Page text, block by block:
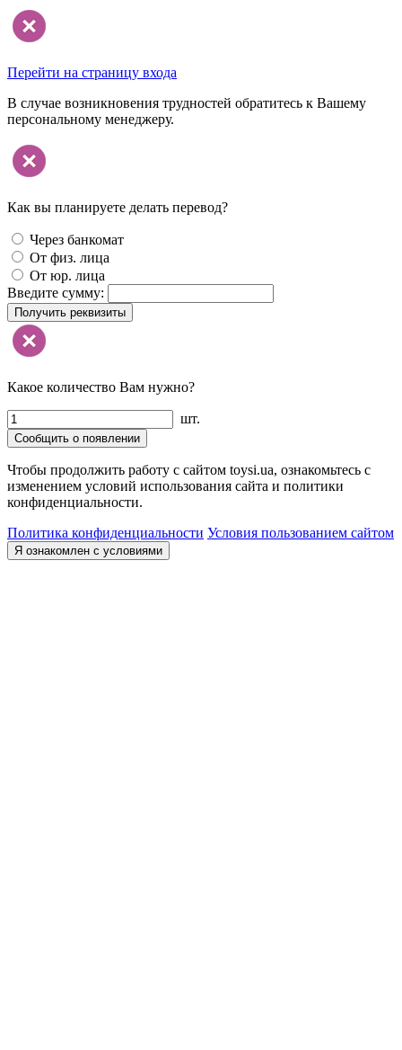
Перейти на страницу входа
В случае возникновения трудностей обратитесь к Вашему
персональному менеджеру.
Как вы планируете делать перевод?
Через банкомат
От физ. лица
От юр. лица
Введите сумму:
Получить реквизиты
Какое количество Вам нужно?
шт.
Сообщить о появлении
Чтобы продолжить работу с сайтом toysi.ua, ознакомьтесь с
изменением условий использования сайта и политики
конфиденциальности.
Политика конфиденциальности Условия пользованием сайтом
Я ознакомлен с условиями